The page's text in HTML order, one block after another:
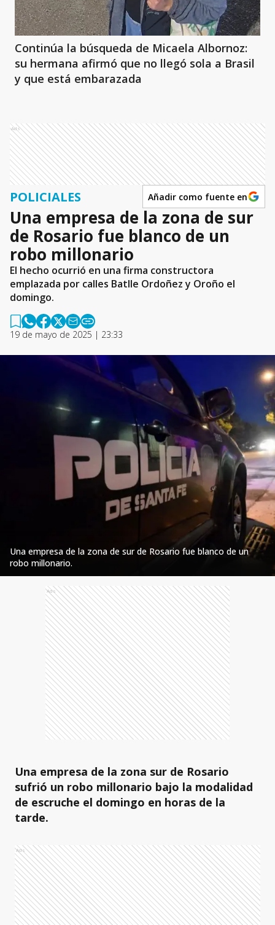
Continúa la búsqueda de Micaela Albornoz:
su hermana afirmó que no llegó sola a Brasil
y que está embarazada
Ads
POLICIALES Añadir como fuente en
Una empresa de la zona de sur
de Rosario fue blanco de un
robo millonario
El hecho ocurrió en una firma constructora
emplazada por calles Batlle Ordoñez y Oroño el
domingo.
19 de mayo de 2025 | 23:33
Una empresa de la zona de sur de Rosario fue blanco de un
robo millonario.
Ads
Una empresa de la zona sur de Rosario
sufrió un robo millonario bajo la modalidad
de escruche el domingo en horas de la
tarde.
Ads